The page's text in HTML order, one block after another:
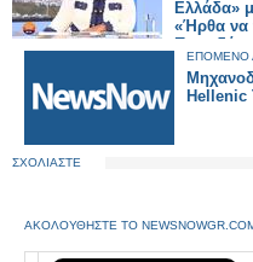
Ελλάδα»
«Ήρθα
Παπαδάκη
ΕΠΟΜΕΝΟ
Hellenic
ΣΧΟΛΙΑΣΤΕ
ΑΚΟΛΟΥΘΗΣΤΕ ΤΟ